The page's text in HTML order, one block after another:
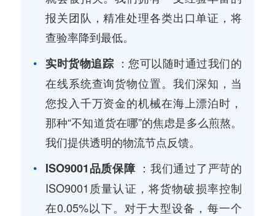
报关团队，精准处理各类出口单证，将
查验率降到最低。
实时货物追踪 ：您可以随时通过我们的
在线系统查询货物位置。我们深知，当
您投入千万资金的机械在海上漂泊时，
那种“不知道货在哪”的焦虑是多么煎熬。
我们提供透明的物流节点反馈。
ISO9001品质保障 ：我们通过了严苛的
ISO9001质量认证，将货物破损率控制
在0.05%以下。对于大型设备，每一个